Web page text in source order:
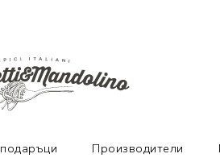
подаръци Производители